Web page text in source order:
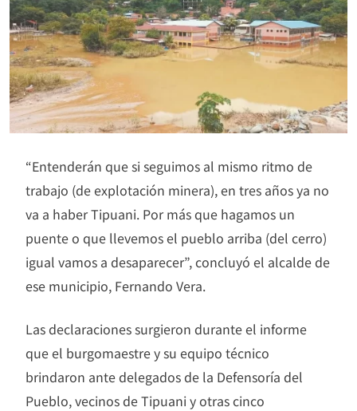
“Entenderán que si seguimos al mismo ritmo de
trabajo (de explotación minera), en tres años ya no
va a haber Tipuani. Por más que hagamos un
puente o que llevemos el pueblo arriba (del cerro)
igual vamos a desaparecer”, concluyó el alcalde de
ese municipio, Fernando Vera.
Las declaraciones surgieron durante el informe
que el burgomaestre y su equipo técnico
brindaron ante delegados de la Defensoría del
Pueblo, vecinos de Tipuani y otras cinco